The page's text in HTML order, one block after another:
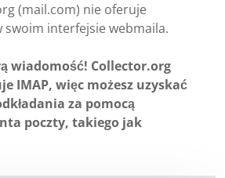
(mail.com) nie oferuje
swoim interfejsie webmaila.
wiadomość! Collector.org
IMAP, więc możesz uzyskać
za pomocą
poczty, takiego jak